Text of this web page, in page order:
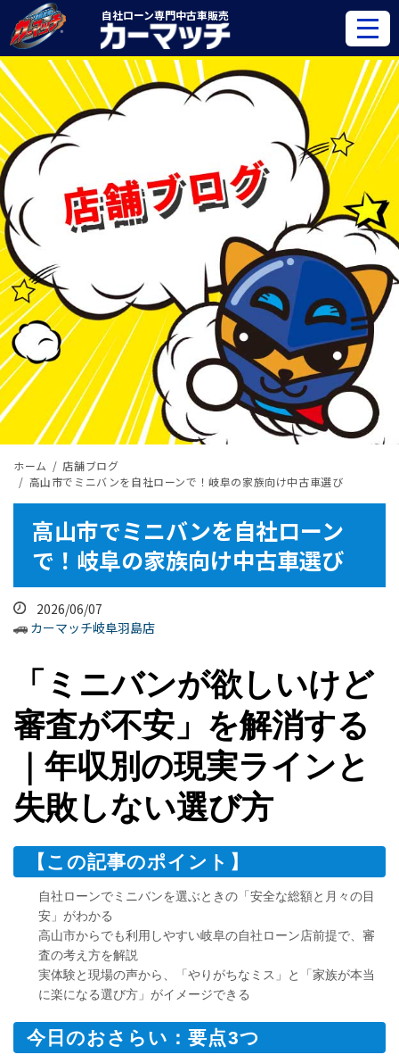
自社ローン専門中古車販売
ホーム
店舗ブログ
高山市でミニバンを自社ローンで！岐阜の家族向け中古車選び
高山市でミニバンを自社ローン
で！岐阜の家族向け中古車選び
2026/06/07
カーマッチ岐阜羽島店
「ミニバンが欲しいけど
審査が不安」を解消する
｜年収別の現実ラインと
失敗しない選び方
【この記事のポイント】
自社ローンでミニバンを選ぶときの「安全な総額と月々の目
安」がわかる
高山市からでも利用しやすい岐阜の自社ローン店前提で、審
査の考え方を解説
実体験と現場の声から、「やりがちなミス」と「家族が本当
に楽になる選び方」がイメージできる
今日のおさらい：要点3つ